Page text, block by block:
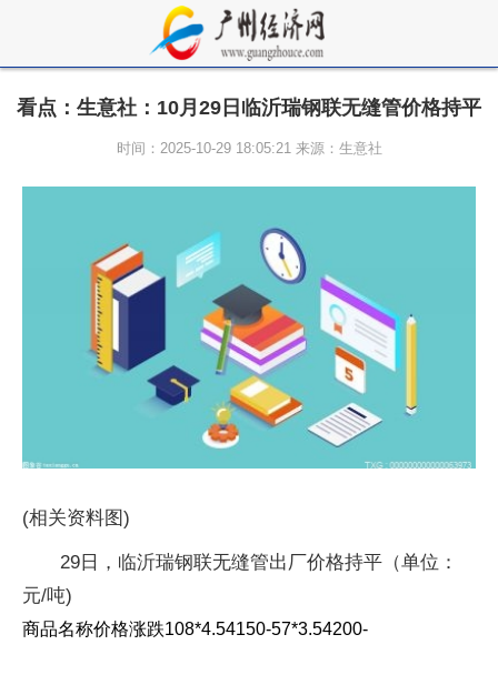
看点：生意社：10月29日临沂瑞钢联无缝管价格持平
时间：2025-10-29 18:05:21 来源：生意社
(相关资料图)
29日，临沂瑞钢联无缝管出厂价格持平（单位：
元/吨)
商品名称价格涨跌108*4.54150-57*3.54200-